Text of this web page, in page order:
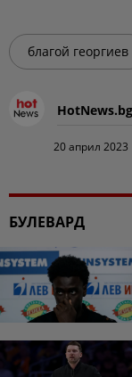
благой георгиев
HotNews.bg
20 април
БУЛЕВАРД